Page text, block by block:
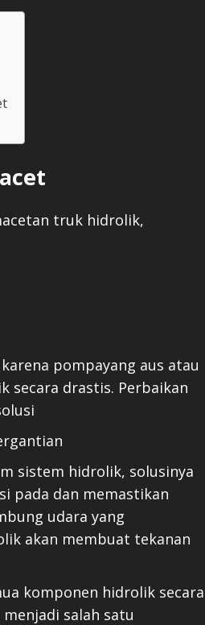
truk hidrolik,
pompayang aus atau
secara drastis. Perbaikan
sistem hidrolik, solusinya
pada dan memastikan
udara yang
akan membuat tekanan
komponen hidrolik secara
salah satu